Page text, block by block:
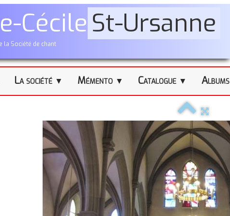
Cécile St-Ursanne
la Société de chant
La société ▼ Mémento ▼ Catalogue ▼ Albums